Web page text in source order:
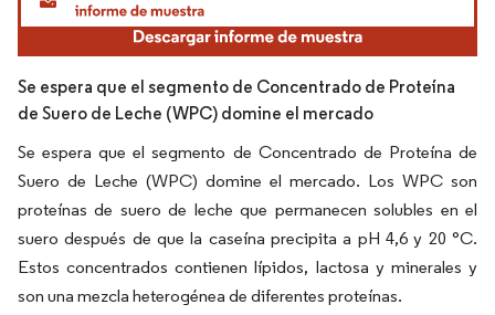
Se espera que el segmento de Concentrado de Proteína
de Suero de Leche (WPC) domine el mercado
Se espera que el segmento de Concentrado de Proteína de
Suero de Leche (WPC) domine el mercado. Los WPC son
proteínas de suero de leche que permanecen solubles en el
suero después de que la caseína precipita a pH 4,6 y 20 °C.
Estos concentrados contienen lípidos, lactosa y minerales y
son una mezcla heterogénea de diferentes proteínas.